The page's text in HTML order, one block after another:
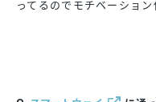
ってるのでモチベーション